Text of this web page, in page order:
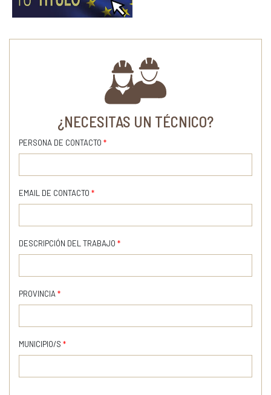
¿NECESITAS UN TÉCNICO?
PERSONA DE CONTACTO *
EMAIL DE CONTACTO *
DESCRIPCIÓN DEL TRABAJO *
PROVINCIA *
MUNICIPIO/S *